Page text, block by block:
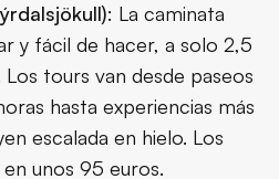
: La caminata
y fácil de hacer, a solo 2,5
Los tours van desde paseos
hasta experiencias más
escalada en hielo. Los
unos 95 euros.